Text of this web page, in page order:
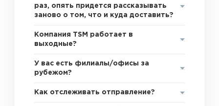
раз, опять придется рассказывать
заново о том, что и куда доставить?
Компания TSM работает в
выходные?
У вас есть филиалы/офисы за
рубежом?
Как отслеживать отправление?